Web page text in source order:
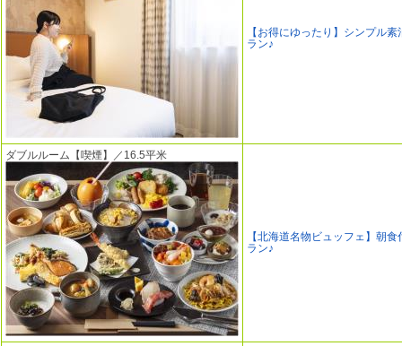
【お得にゆったり】シンプル素
ラン♪
ダブルルーム【喫煙】／16.5平米
【北海道名物ビュッフェ】朝食
ラン♪